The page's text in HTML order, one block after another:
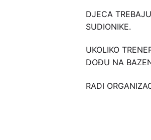
DJECA
SUDIONIKE.
UKOLIKO
DOĐU NA
RADI